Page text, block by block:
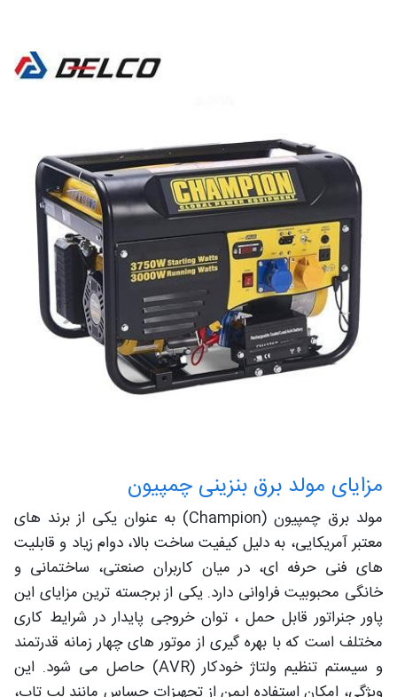
مزایای مولد برق بنزینی چمپیون
مولد برق چمپیون (Champion) به عنوان یکی از برند های
معتبر آمریکایی، به دلیل کیفیت ساخت بالا، دوام زیاد و قابلیت
های فنی حرفه ای، در میان کاربران صنعتی، ساختمانی و
خانگی محبوبیت فراوانی دارد. یکی از برجسته ترین مزایای این
پاور جنراتور قابل حمل ، توان خروجی پایدار در شرایط کاری
مختلف است که با بهره گیری از موتور های چهار زمانه قدرتمند
و سیستم تنظیم ولتاژ خودکار (AVR) حاصل می شود. این